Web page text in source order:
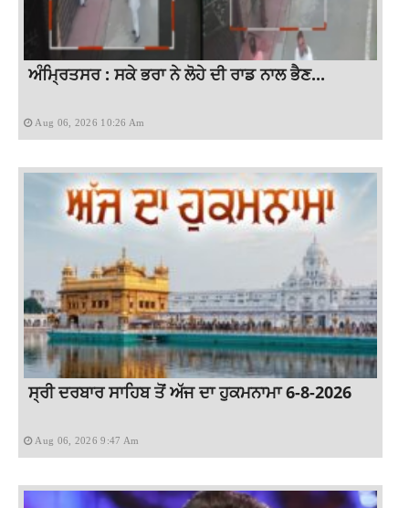
ਅੰਮ੍ਰਿਤਸਰ : ਸਕੇ ਭਰਾ ਨੇ ਲੋਹੇ ਦੀ ਰਾਡ ਨਾਲ ਭੈਣ...
Aug 06, 2026 10:26 Am
ਸ੍ਰੀ ਦਰਬਾਰ ਸਾਹਿਬ ਤੋਂ ਅੱਜ ਦਾ ਹੁਕਮਨਾਮਾ 6-8-2026
Aug 06, 2026 9:47 Am